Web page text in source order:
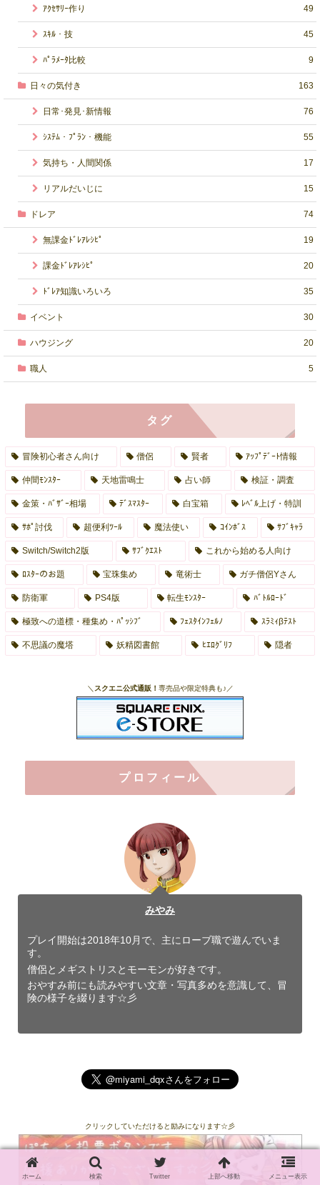
ｱｸｾｻﾘｰ作り 49
ｽｷﾙ・技 45
ﾊﾟﾗﾒｰﾀ比較 9
日々の気付き 163
日常･発見･新情報 76
ｼｽﾃﾑ・ﾌﾟﾗﾝ・機能 55
気持ち・人間関係 17
リアルだいじに 15
ドレア 74
無課金ﾄﾞﾚｱﾚｼﾋﾟ 19
課金ﾄﾞﾚｱﾚｼﾋﾟ 20
ﾄﾞﾚｱ知識いろいろ 35
イベント 30
ハウジング 20
職人 5
タグ
冒険初心者さん向け 僧侶 賢者 ｱｯﾌﾟﾃﾞｰﾄ情報
仲間ﾓﾝｽﾀｰ 天地雷鳴士 占い師 検証・調査
金策・ﾊﾞｻﾞｰ相場 ﾃﾞｽﾏｽﾀｰ 白宝箱 ﾚﾍﾞﾙ上げ・特訓
ｻﾎﾟ討伐 超便利ﾂｰﾙ 魔法使い ｺｲﾝﾎﾞｽ ｻﾌﾞｷｬﾗ
Switch/Switch2版 ｻﾌﾞｸｴｽﾄ これから始める人向け
ﾛｽﾀｰのお題 宝珠集め 竜術士 ガチ僧侶Yさん
防衛軍 PS4版 転生ﾓﾝｽﾀｰ ﾊﾞﾄﾙﾛｰﾄﾞ
極致への道標・種集め・ﾊﾟｯｼﾌﾞ ﾌｪｽﾀｲﾝﾌｪﾙﾉ ｽﾗﾐｨβﾃｽﾄ
不思議の魔塔 妖精図書館 ﾋｴﾛｸﾞﾘﾌ 隠者
＼ スクエニ公式通販！ 専売品や限定特典も♪／
プロフィール
みやみ
プレイ開始は2018年10月で、主にローブ職で遊んでいま
す。
僧侶とメギストリスとモーモンが好きです。
おやすみ前にも読みやすい文章・写真多めを意識して、冒
険の様子を綴ります☆彡
クリックしていただけると励みになります☆彡
ホーム 検索 Twitter 上部へ移動 メニュー表示